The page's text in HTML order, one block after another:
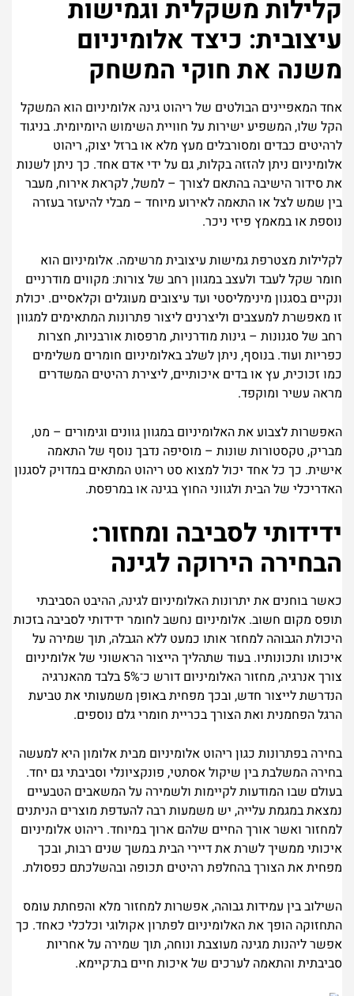
קלילות משקלית וגמישות
עיצובית: כיצד אלומיניום
משנה את חוקי המשחק
אחד המאפיינים הבולטים של ריהוט גינה אלומיניום הוא המשקל
הקל שלו, המשפיע ישירות על חוויית השימוש היומיומית. בניגוד
לרהיטים כבדים ומסורבלים מעץ מלא או ברזל יצוק, ריהוט
אלומיניום ניתן להזזה בקלות, גם על ידי אדם אחד. כך ניתן לשנות
את סידור הישיבה בהתאם לצורך – למשל, לקראת אירוח, מעבר
בין שמש לצל או התאמה לאירוע מיוחד – מבלי להיעזר בעזרה
נוספת או במאמץ פיזי ניכר.
לקלילות מצטרפת גמישות עיצובית מרשימה. אלומיניום הוא
חומר שקל לעבד ולעצב במגוון רחב של צורות: מקווים מודרניים
ונקיים בסגנון מינימליסטי ועד עיצובים מעוגלים וקלאסיים. יכולת
זו מאפשרת למעצבים וליצרנים ליצור פתרונות המתאימים למגוון
רחב של סגנונות – גינות מודרניות, מרפסות אורבניות, חצרות
כפריות ועוד. בנוסף, ניתן לשלב באלומיניום חומרים משלימים
כמו זכוכית, עץ או בדים איכותיים, ליצירת רהיטים המשדרים
מראה עשיר ומוקפד.
האפשרות לצבוע את האלומיניום במגוון גוונים וגימורים – מט,
מבריק, טקסטורות שונות – מוסיפה נדבך נוסף של התאמה
אישית. כך כל אחד יכול למצוא סט ריהוט המתאים במדויק לסגנון
האדריכלי של הבית ולגווני החוץ בגינה או במרפסת.
ידידותי לסביבה ומחזור:
הבחירה הירוקה לגינה
כאשר בוחנים את יתרונות האלומיניום לגינה, ההיבט הסביבתי
תופס מקום חשוב. אלומיניום נחשב לחומר ידידותי לסביבה בזכות
היכולת הגבוהה למחזר אותו כמעט ללא הגבלה, תוך שמירה על
איכותו ותכונותיו. בעוד שתהליך הייצור הראשוני של אלומיניום
צורך אנרגיה, מחזור האלומיניום דורש כ־5% בלבד מהאנרגיה
הנדרשת לייצור חדש, ובכך מפחית באופן משמעותי את טביעת
הרגל הפחמנית ואת הצורך בכריית חומרי גלם נוספים.
בחירה בפתרונות כגון ריהוט אלומיניום מבית אלומון היא למעשה
בחירה המשלבת בין שיקול אסתטי, פונקציונלי וסביבתי גם יחד.
בעולם שבו המודעות לקיימות ולשמירה על המשאבים הטבעיים
נמצאת במגמת עלייה, יש משמעות רבה להעדפת מוצרים הניתנים
למחזור ואשר אורך החיים שלהם ארוך במיוחד. ריהוט אלומיניום
איכותי ממשיך לשרת את דיירי הבית במשך שנים רבות, ובכך
מפחית את הצורך בהחלפת רהיטים תכופה ובהשלכתם כפסולת.
השילוב בין עמידות גבוהה, אפשרות למחזור מלא והפחתת עומס
התחזוקה הופך את האלומיניום לפתרון אקולוגי וכלכלי כאחד. כך
אפשר ליהנות מגינה מעוצבת ונוחה, תוך שמירה על אחריות
סביבתית והתאמה לערכים של איכות חיים בת־קיימא.